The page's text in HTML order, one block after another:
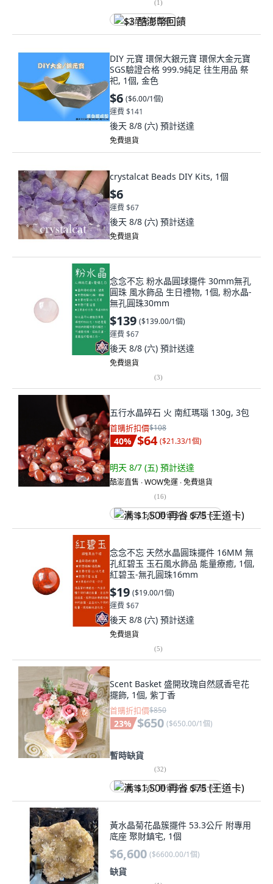
(1 )
$3 酷澎幣回饋
DIY 元寶 環保大銀元寶 環保大金元寶
SGS驗證合格 999.9純足 往生用品 祭
祀, 1個, 金色
$6 ($6.00/1個)
運費 $141
後天 8/8 (六) 預計送達
免費退貨
crystalcat Beads DIY Kits, 1個
$6
運費 $67
後天 8/8 (六) 預計送達
免費退貨
念念不忘 粉水晶圓球擺件 30mm無孔
圓珠 風水飾品 生日禮物, 1個, 粉水晶-
無孔圓珠30mm
$139 ($139.00/1個)
運費 $67
後天 8/8 (六) 預計送達
免費退貨
(3)
五行水晶碎石 火 南紅瑪瑙 130g, 3包
首購折扣價$108
40% $64 ($21.33/1個)
明天 8/7 (五) 預計送達
酷澎直售 ∙ WOW免運 ∙ 免費退貨
(16)
满 $1,500 再省 $75 (王道卡)
念念不忘 天然水晶圓珠擺件 16MM 無
孔紅碧玉 玉石風水飾品 能量療癒, 1個,
紅碧玉-無孔圓珠16mm
$19 ($19.00/1個)
運費 $67
後天 8/8 (六) 預計送達
免費退貨
(5)
Scent Basket 盛開玫瑰自然感香皂花
擺飾, 1個, 紫丁香
首購折扣價$850
23% $650 ($650.00/1個)
暫時缺貨
(32)
满 $1,500 再省 $75 (王道卡)
黃水晶菊花晶簇擺件 53.3公斤 附專用
底座 聚財鎮宅, 1個
$6,600 ($6600.00/1個)
缺貨